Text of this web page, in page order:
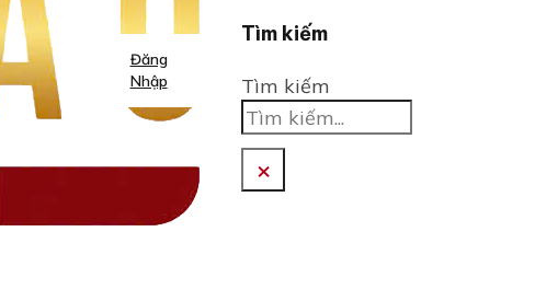
Đăng
Nhập
Tìm kiếm
Tìm kiếm
×